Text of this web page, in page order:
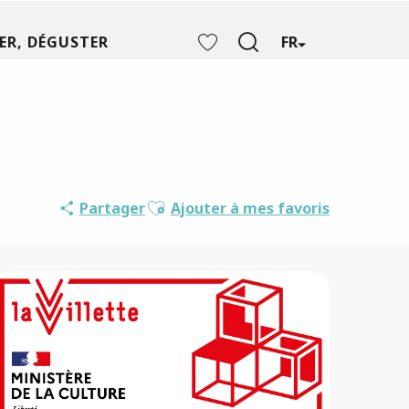
FR
DÉGUSTER
PartagerAjouter aux favoris
Ajouter à mes favoris